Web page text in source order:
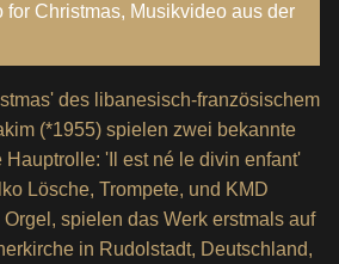
for Christmas, Musikvideo aus der
des libanesisch-französischem
(*1955) spielen zwei bekannte
'Il est né le divin enfant'
Lösche, Trompete, und KMD
spielen das Werk erstmals auf
in Rudolstadt, Deutschland,